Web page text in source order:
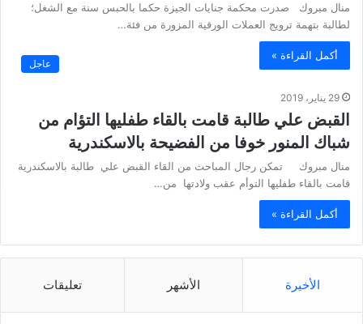
منال مبروك صدرت محكمة جنايات الجيزة حكما بالحبس سنة مع الشغل؛
لطالبة بتهمة ترويج العملات الورقية المزورة من فئة…
أكمل القراءة »
عاجل
29 يناير، 2019
القبض علي طالبة قامت بالقاء طفليها التؤام من
شباك المنور خوفا من الفضيحة بالاسكندرية
منال مبروك تمكن رجال المباحث من القاء القبض علي طالبة بالاسكندرية
قامت بالقاء طفليها التوأم عقب ولادتها من…
أكمل القراءة »
الأخيرة الأشهر تعليقات